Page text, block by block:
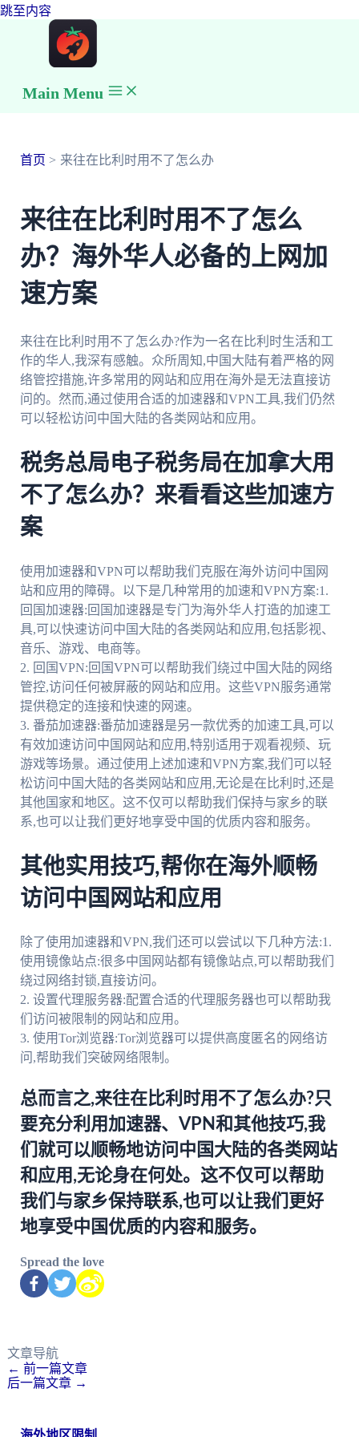
跳至内容
Main Menu
首页 来往在比利时用不了怎么办
来往在比利时用不了怎么
办？海外华人必备的上网加
速方案
来往在比利时用不了怎么办?作为一名在比利时生活和工
作的华人,我深有感触。众所周知,中国大陆有着严格的网
络管控措施,许多常用的网站和应用在海外是无法直接访
问的。然而,通过使用合适的加速器和VPN工具,我们仍然
可以轻松访问中国大陆的各类网站和应用。
税务总局电子税务局在加拿大用
不了怎么办？来看看这些加速方
案
使用加速器和VPN可以帮助我们克服在海外访问中国网
站和应用的障碍。以下是几种常用的加速和VPN方案:1.
回国加速器:回国加速器是专门为海外华人打造的加速工
具,可以快速访问中国大陆的各类网站和应用,包括影视、
音乐、游戏、电商等。
2. 回国VPN:回国VPN可以帮助我们绕过中国大陆的网络
管控,访问任何被屏蔽的网站和应用。这些VPN服务通常
提供稳定的连接和快速的网速。
3. 番茄加速器:番茄加速器是另一款优秀的加速工具,可以
有效加速访问中国网站和应用,特别适用于观看视频、玩
游戏等场景。通过使用上述加速和VPN方案,我们可以轻
松访问中国大陆的各类网站和应用,无论是在比利时,还是
其他国家和地区。这不仅可以帮助我们保持与家乡的联
系,也可以让我们更好地享受中国的优质内容和服务。
其他实用技巧,帮你在海外顺畅
访问中国网站和应用
除了使用加速器和VPN,我们还可以尝试以下几种方法:1.
使用镜像站点:很多中国网站都有镜像站点,可以帮助我们
绕过网络封锁,直接访问。
2. 设置代理服务器:配置合适的代理服务器也可以帮助我
们访问被限制的网站和应用。
3. 使用Tor浏览器:Tor浏览器可以提供高度匿名的网络访
问,帮助我们突破网络限制。
总而言之,来往在比利时用不了怎么办?只
要充分利用加速器、VPN和其他技巧,我
们就可以顺畅地访问中国大陆的各类网站
和应用,无论身在何处。这不仅可以帮助
我们与家乡保持联系,也可以让我们更好
地享受中国优质的内容和服务。
Spread the love
文章导航
← 前一篇文章
后一篇文章 →